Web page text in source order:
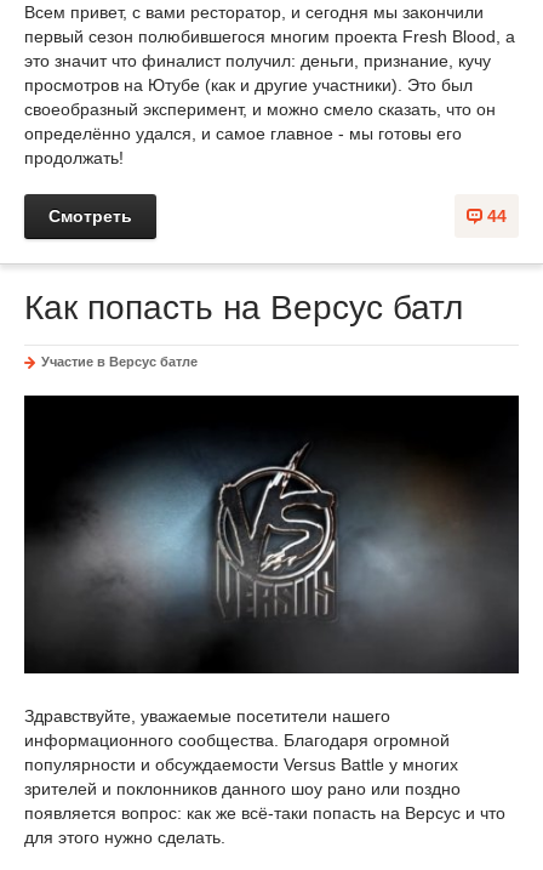
Всем привет, с вами ресторатор, и сегодня мы закончили
первый сезон полюбившегося многим проекта Fresh Blood, а
это значит что финалист получил: деньги, признание, кучу
просмотров на Ютубе (как и другие участники). Это был
своеобразный эксперимент, и можно смело сказать, что он
определённо удался, и самое главное - мы готовы его
продолжать!
44
Смотреть
Как попасть на Версус батл
Участие в Версус батле
Здравствуйте, уважаемые посетители нашего
информационного сообщества. Благодаря огромной
популярности и обсуждаемости Versus Battle у многих
зрителей и поклонников данного шоу рано или поздно
появляется вопрос: как же всё-таки попасть на Версус и что
для этого нужно сделать.